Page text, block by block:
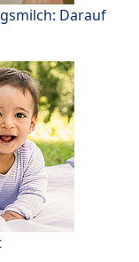
Darauf